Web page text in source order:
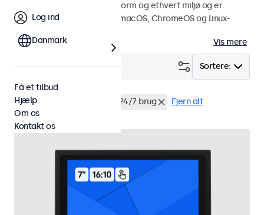
at integrere i enhver brugsform og ethvert miljø og er
kompatible med Windows, macOS, ChromeOS og Linux-
Vis mere
Sortere:
Filter (1)
7 tommer touchskærme 24/7 brug Fjern alt
Log ind
Danmark
Få et tilbud
Hjælp
Om os
Kontakt os